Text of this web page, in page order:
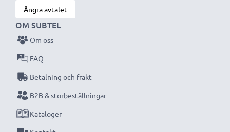
Ångra avtalet
OM SUBTEL
Om oss
FAQ
Betalning och frakt
B2B & storbeställningar
Kataloger